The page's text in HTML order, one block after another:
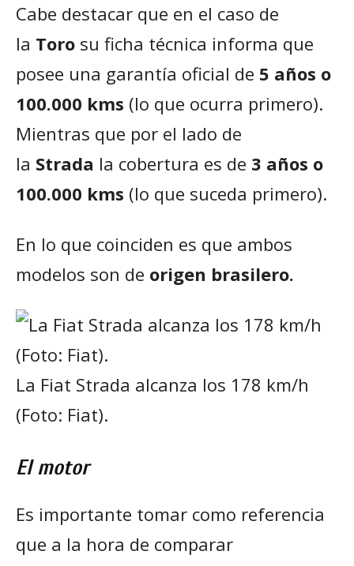
Cabe destacar que en el caso de
la Toro su ficha técnica informa que
posee una garantía oficial de 5 años o
100.000 kms (lo que ocurra primero).
Mientras que por el lado de
la Strada la cobertura es de 3 años o
100.000 kms (lo que suceda primero).
En lo que coinciden es que ambos
modelos son de origen brasilero.
La Fiat Strada alcanza los 178 km/h
(Foto: Fiat).
El motor
Es importante tomar como referencia
que a la hora de comparar